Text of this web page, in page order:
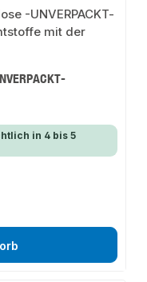
in 4 bis 5